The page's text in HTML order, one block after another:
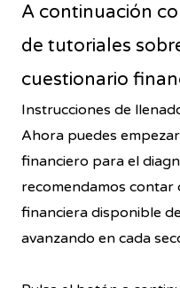
A continuación
de tutoriales
cuestionario
Instrucciones de
Ahora puedes
financiero para el
recomendamos
financiera disponible
avanzando en cada